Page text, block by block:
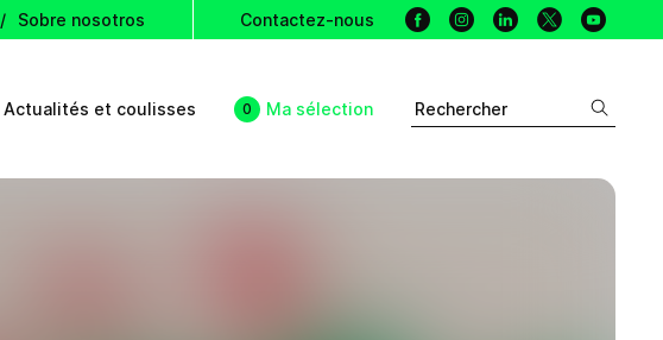
/ Sobre nosotros Contactez-nous Facebook
Instagram
Linkedin
X
Actualités et coulisses Ma sélection Rechercher